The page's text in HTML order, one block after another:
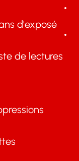
d'exposé
de lectures